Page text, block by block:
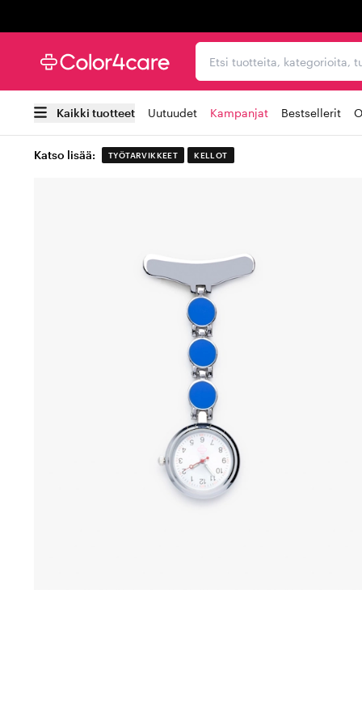
Etsi tuotteita,
Kaikki tuotteet Uutuudet Kampanjat Bestsellerit
Katso lisää: TYÖTARVIKKEET KELLOT